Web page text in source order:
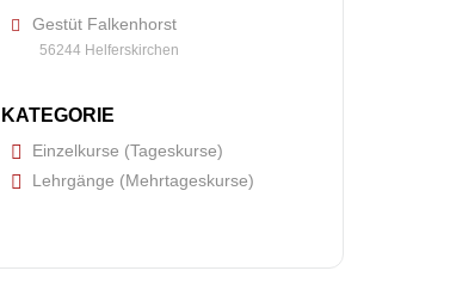
Gestüt Falkenhorst
56244 Helferskirchen
KATEGORIE
Einzelkurse (Tageskurse)
Lehrgänge (Mehrtageskurse)